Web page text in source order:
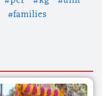
#families